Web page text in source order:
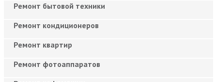
Ремонт бытовой техники
Ремонт кондиционеров
Ремонт квартир
Ремонт фотоаппаратов